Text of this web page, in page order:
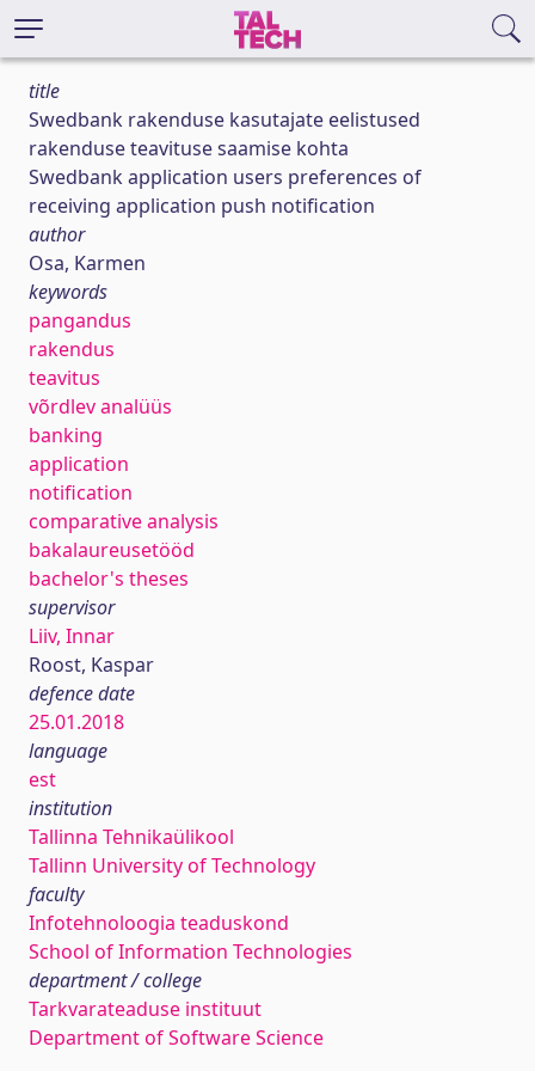
title
Swedbank rakenduse kasutajate eelistused
rakenduse teavituse saamise kohta
Swedbank application users preferences of
receiving application push notification
author
Osa, Karmen
keywords
pangandus
rakendus
teavitus
võrdlev analüüs
banking
application
notification
comparative analysis
bakalaureusetööd
bachelor's theses
supervisor
Liiv, Innar
Roost, Kaspar
defence date
25.01.2018
language
est
institution
Tallinna Tehnikaülikool
Tallinn University of Technology
faculty
Infotehnoloogia teaduskond
School of Information Technologies
department / college
Tarkvarateaduse instituut
Department of Software Science